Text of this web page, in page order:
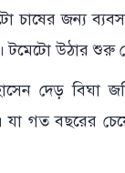
জন্য
টমেটো উঠার শুরু
দেড় বিঘা
গত বছরের